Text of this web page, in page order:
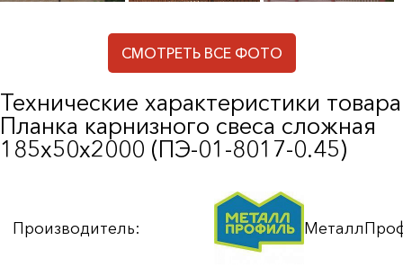
СМОТРЕТЬ ВСЕ ФОТО
Технические характеристики товара
Планка карнизного свеса сложная
185х50х2000 (ПЭ-01-8017-0.45)
Производитель: